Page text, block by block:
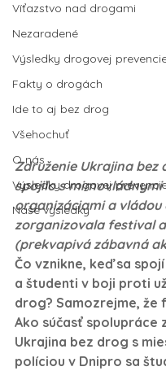
Víťazstvo nad drogami
Nezaradené
Výsledky drogovej
Fakty o drogách
Ide to aj bez drog
Všehochuť
O nás
Výsledky drogovej
Naše výsledky
Združenie Ukrajina bez
spojilo s mimovládnymi
organizáciami a vládou
zorganizovala festival
(prekvapivá zábavná
Čo vznikne, keď sa
a študenti v boji proti
drog? Samozrejme, že
Ako súčasť spolupráce
Ukrajina bez drog s
políciou v Dnipro sa